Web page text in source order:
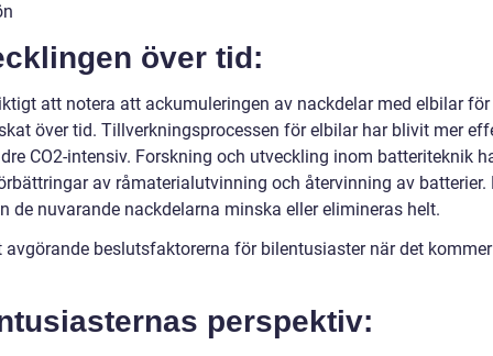
över tid:
att notera att ackumuleringen av nackdelar med elbilar
över tid. Tillverkningsprocessen för elbilar har blivit mer
CO2-intensiv. Forskning och utveckling inom batteriteknik
av råmaterialutvinning och återvinning av batterier.
de nuvarande nackdelarna minska eller elimineras helt.
avgörande beslutsfaktorerna för bilentusiaster när det
perspektiv: